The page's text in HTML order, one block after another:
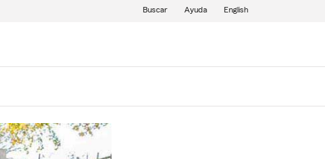
Buscar Ayuda English